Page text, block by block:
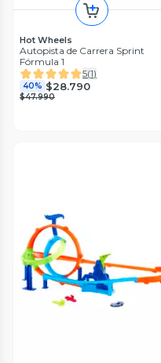
Hot Wheels
Autopista de Carrera Sprint
Fórmula 1
5(1)
40% $28.790
$47.990